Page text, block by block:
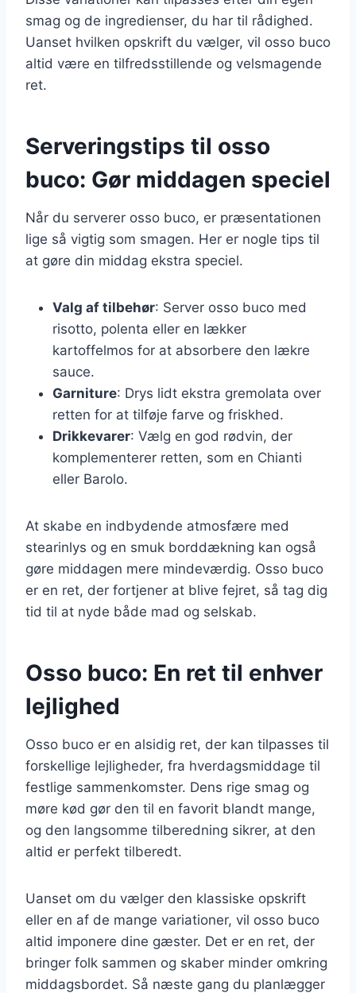
smag og de ingredienser, du har til rådighed.
Uanset hvilken opskrift du vælger, vil osso buco
altid være en tilfredsstillende og velsmagende
ret.
Serveringstips til osso
buco: Gør middagen speciel
Når du serverer osso buco, er præsentationen
lige så vigtig som smagen. Her er nogle tips til
at gøre din middag ekstra speciel.
Valg af tilbehør: Server osso buco med
risotto, polenta eller en lækker
kartoffelmos for at absorbere den lækre
sauce.
Garniture: Drys lidt ekstra gremolata over
retten for at tilføje farve og friskhed.
Drikkevarer: Vælg en god rødvin, der
komplementerer retten, som en Chianti
eller Barolo.
At skabe en indbydende atmosfære med
stearinlys og en smuk borddækning kan også
gøre middagen mere mindeværdig. Osso buco
er en ret, der fortjener at blive fejret, så tag dig
tid til at nyde både mad og selskab.
Osso buco: En ret til enhver
lejlighed
Osso buco er en alsidig ret, der kan tilpasses til
forskellige lejligheder, fra hverdagsmiddage til
festlige sammenkomster. Dens rige smag og
møre kød gør den til en favorit blandt mange,
og den langsomme tilberedning sikrer, at den
altid er perfekt tilberedt.
Uanset om du vælger den klassiske opskrift
eller en af de mange variationer, vil osso buco
altid imponere dine gæster. Det er en ret, der
bringer folk sammen og skaber minder omkring
middagsbordet. Så næste gang du planlægger